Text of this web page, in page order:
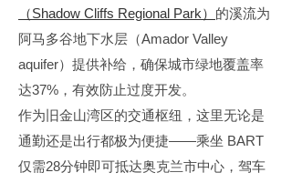
（Shadow Cliffs Regional Park） 的溪流为
阿马多谷地下水层（Amador Valley
aquifer）提供补给，确保城市绿地覆盖率
达37%，有效防止过度开发。
作为旧金山湾区的交通枢纽，这里无论是
通勤还是出行都极为便捷——乘坐 BART
仅需28分钟即可抵达奥克兰市中心，驾车